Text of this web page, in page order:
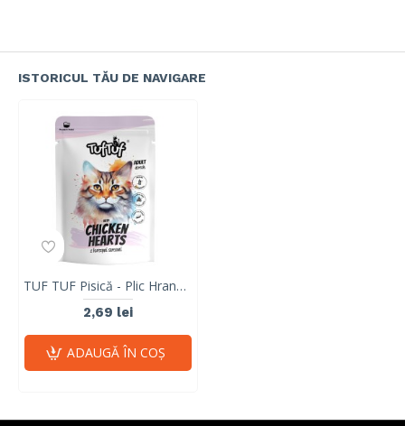
ISTORICUL TĂU DE NAVIGARE
TUF TUF Pisică - Plic Hrană Umedă cu Inimi de Pui (Fără Cereale) 100g
2,69 lei
ADAUGĂ ÎN COŞ